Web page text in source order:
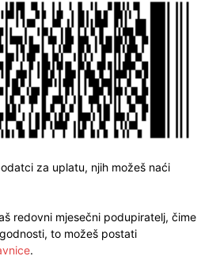
za uplatu, njih možeš naći
redovni mjesečni podupiratelj, čime
to možeš postati
.